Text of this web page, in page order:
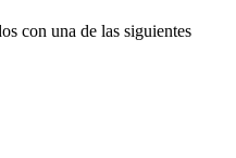
con una de las siguientes